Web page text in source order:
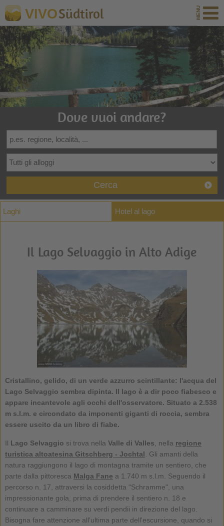
VIVOSüdtirol
Dove vuoi andare?
Cerca
Laghi Hotel al lago
Il Lago Selvaggio in Alto Adige
Cristallino, gelido, di un verde azzurro scintillante: l'acqua del
Lago Selvaggio sembra dipinta. Il lago è a dir poco fiabesco e
appare incantevole agli occhi dell'osservatore. Situato a 2.538
m s.l.m. e circondato da imponenti giganti di roccia, sembra
essere uscito da un libro di fiabe.
Il Lago Selvaggio si trova nella Valle di Valles , nella regione
turistica altoatesina Gitschberg - Jochtal . Gli amanti della
natura raggiungono il lago di montagna tramite un sentiero, che
parte dalla pittoresca Malga Fane a 1.740 m s.l.m. Seguendo il
percorso n. 17, attraversi la cosiddetta "Schramme", una
impressionante gola, prima di prendere il sentiero n. 18 e
continuare a camminare su verdi pendii in direzione del lago.
Bisogna fare attenzione all'ultima parte dell'escursione, quando si